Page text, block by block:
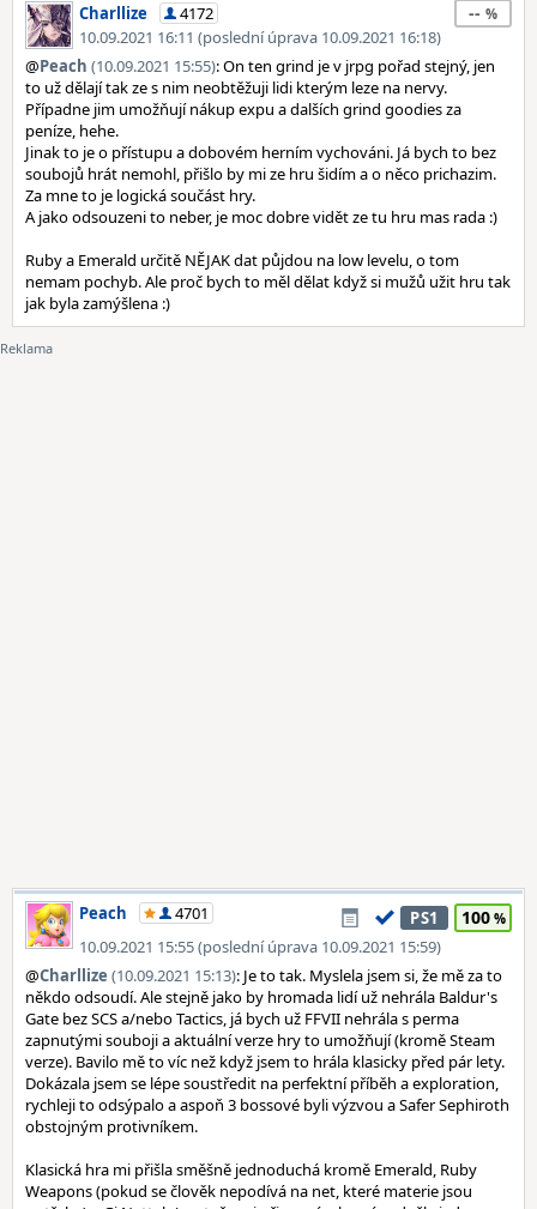
Charllize
4172
10.09.2021 16:11 (poslední úprava 10.09.2021 16:18)
--
@Peach (10.09.2021 15:55): On ten grind je v jrpg pořad stejný, jen
to už dělají tak ze s nim neobtěžuji lidi kterým leze na nervy.
Případne jim umožňují nákup expu a dalších grind goodies za
peníze, hehe.
Jinak to je o přístupu a dobovém herním vychováni. Já bych to bez
soubojů hrát nemohl, přišlo by mi ze hru šidím a o něco prichazim.
Za mne to je logická součást hry.
A jako odsouzeni to neber, je moc dobre vidět ze tu hru mas rada :)
Ruby a Emerald určitě NĚJAK dat půjdou na low levelu, o tom
nemam pochyb. Ale proč bych to měl dělat když si mužů užit hru tak
jak byla zamýšlena :)
Peach
4701
10.09.2021 15:55 (poslední úprava 10.09.2021 15:59)
PS1 100
@Charllize (10.09.2021 15:13): Je to tak. Myslela jsem si, že mě za to
někdo odsoudí. Ale stejně jako by hromada lidí už nehrála Baldur's
Gate bez SCS a/nebo Tactics, já bych už FFVII nehrála s perma
zapnutými souboji a aktuální verze hry to umožňují (kromě Steam
verze). Bavilo mě to víc než když jsem to hrála klasicky před pár lety.
Dokázala jsem se lépe soustředit na perfektní příběh a exploration,
rychleji to odsýpalo a aspoň 3 bossové byli výzvou a Safer Sephiroth
obstojným protivníkem.
Klasická hra mi přišla směšně jednoduchá kromě Emerald, Ruby
Weapons (pokud se člověk nepodívá na net, které materie jsou